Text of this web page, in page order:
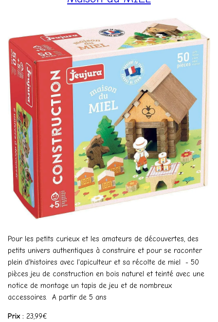
Pour les petits curieux et les amateurs de découvertes, des
petits univers authentiques à construire et pour se raconter
plein d'histoires avec l'apiculteur et sa récolte de miel - 50
pièces jeu de construction en bois naturel et teinté avec une
notice de montage un tapis de jeu et de nombreux
accessoires. A partir de 5 ans
Prix : 23,99€